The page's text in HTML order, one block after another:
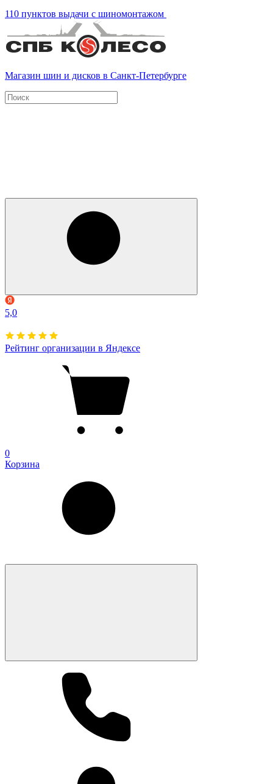
110 пунктов выдачи с шиномонтажом
Магазин шин и дисков в Санкт-Петербурге
5,0
Рейтинг организации в Яндексе
0
Корзина